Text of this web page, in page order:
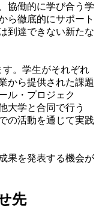
協働的に学び合う学
ら徹底的にサポート
到達できない新たな
。学生がそれぞれ
から提供された課題
ル・プロジェク
大学と合同で行う
の活動を通じて実践
果を発表する機会が
先